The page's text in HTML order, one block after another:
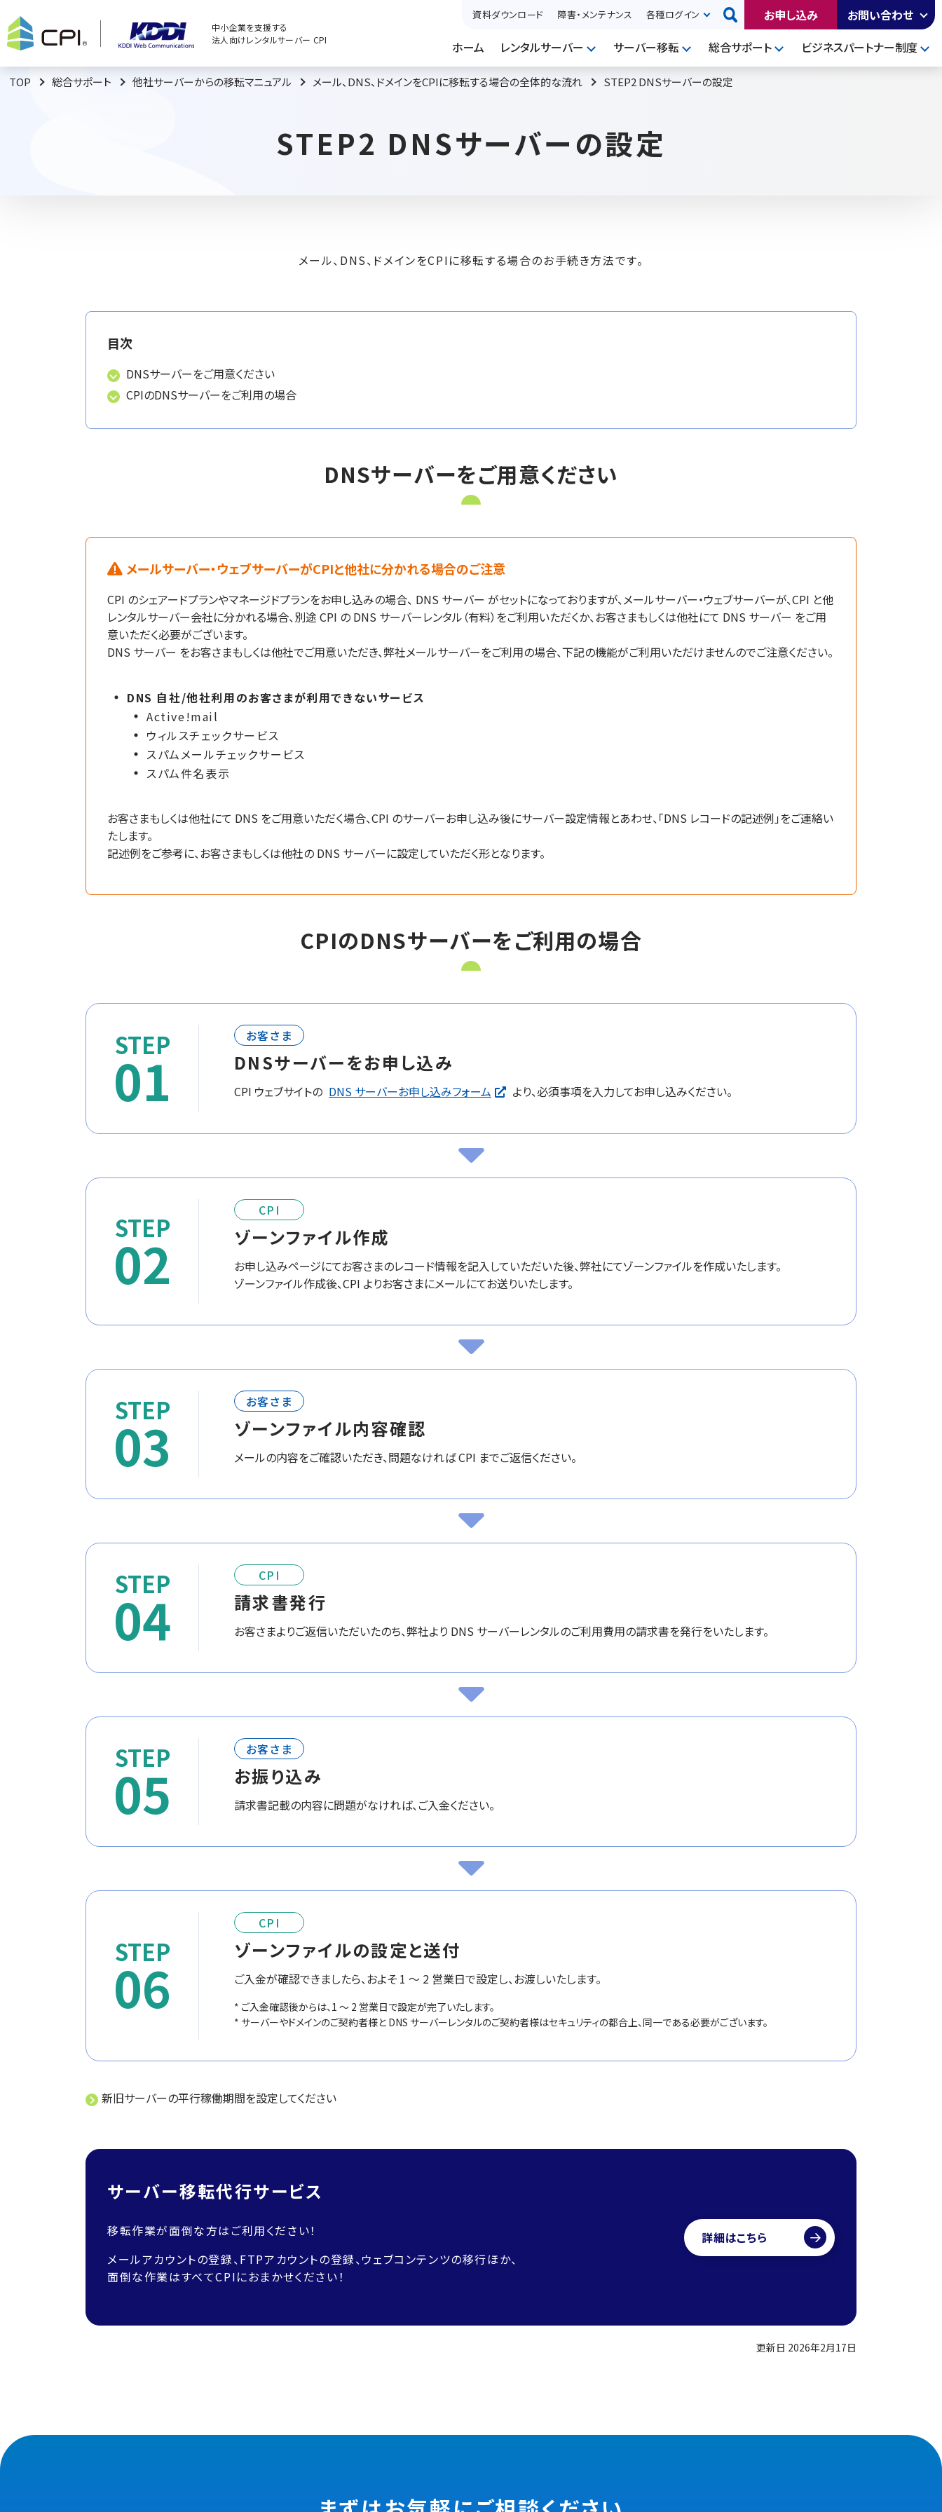
中小企業を支援する
法人向けレンタルサーバー CPI
資料ダウンロード 障害・メンテナンス 各種ログイン お申し込み
お問い合わせ
ホーム
レンタルサーバー サーバー移転 総合サポート ビジネスパートナー制度
TOP 総合サポート 他社サーバーからの移転マニュアル メール、DNS、ドメインをCPIに移転する場合の全体的な流れ STEP2 DNSサーバーの設定
STEP2 DNSサーバーの設定
メール、DNS、ドメインをCPIに移転する場合のお手続き方法です。
目次
DNSサーバーをご用意ください
CPIのDNSサーバーをご利用の場合
DNSサーバーをご用意ください
メールサーバー・ウェブサーバーがCPIと他社に分かれる場合のご注意
CPI のシェアードプランやマネージドプランをお申し込みの場合、 DNS サーバー がセットになっておりますが、メールサーバー・ウェブサーバーが、CPI と他
レンタルサーバー会社に分かれる場合、別途 CPI の DNS サーバーレンタル（有料）をご利用いただくか、お客さまもしくは他社にて DNS サーバー をご用
意いただく必要がございます。
DNS サーバー をお客さまもしくは他社でご用意いただき、弊社メールサーバーをご利用の場合、下記の機能がご利用いただけませんのでご注意ください。
DNS 自社/他社利用のお客さまが利用できないサービス
Active!mail
ウィルスチェックサービス
スパムメールチェックサービス
スパム件名表示
お客さまもしくは他社にて DNS をご用意いただく場合、CPI のサーバーお申し込み後にサーバー設定情報とあわせ、「DNS レコードの記述例」をご連絡い
たします。
記述例をご参考に、お客さまもしくは他社の DNS サーバーに設定していただく形となります。
CPIのDNSサーバーをご利用の場合
01
お客さま
DNSサーバーをお申し込み
CPI ウェブサイトの DNS サーバーお申し込みフォーム より、必須事項を入力してお申し込みください。
02
CPI
ゾーンファイル作成
お申し込みページにてお客さまのレコード情報を記入していただいた後、弊社にてゾーンファイルを作成いたします。
ゾーンファイル作成後、CPI よりお客さまにメールにてお送りいたします。
03
お客さま
ゾーンファイル内容確認
メールの内容をご確認いただき、問題なければ CPI までご返信ください。
04
CPI
請求書発行
お客さまよりご返信いただいたのち、弊社より DNS サーバーレンタルのご利用費用の請求書を発行をいたします。
05
お客さま
お振り込み
請求書記載の内容に問題がなければ、ご入金ください。
06
CPI
ゾーンファイルの設定と送付
ご入金が確認できましたら、およそ 1 ～ 2 営業日で設定し、お渡しいたします。
* ご入金確認後からは、1 ～ 2 営業日で設定が完了いたします。
* サーバーやドメインのご契約者様と DNS サーバーレンタルのご契約者様はセキュリティの都合上、同一である必要がございます。
新旧サーバーの平行稼働期間を設定してください
サーバー移転代行サービス
移転作業が面倒な方はご利用ください！
メールアカウントの登録、FTPアカウントの登録、ウェブコンテンツの移行ほか、
面倒な作業はすべてCPIにおまかせください！
詳細はこちら
更新日 2026年2月17日